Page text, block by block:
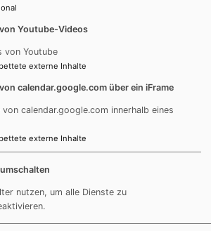
im Gemeindehaus am
über das Pfarramt
Kontakt
Barrierefreiheitserklärung
Youtube-Videos
von Youtube
externe Inhalte
calendar.google.com über ein iFrame
calendar.google.com innerhalb eines
externe Inhalte
nutzen, um alle Dienste zu